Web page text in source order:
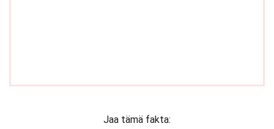
Jaa tämä fakta: